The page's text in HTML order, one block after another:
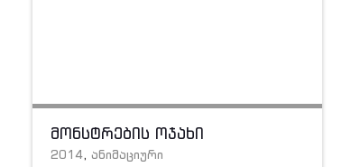
მონსტრების ოჯახი
2014, ანიმაციური